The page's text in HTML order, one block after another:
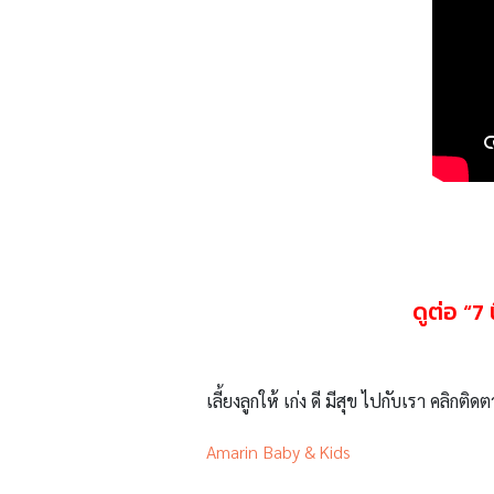
ดูต่อ “7
เลี้ยงลูกให้ เก่ง ดี มีสุข ไปกับเรา คลิกติด
Amarin Baby & Kids